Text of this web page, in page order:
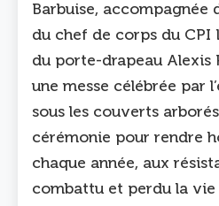
Barbuise, accompagnée
du chef de corps du CPI
du porte-drapeau Alexis
une messe célébrée par
sous les couverts
cérémonie pour rendre
chaque année, aux
combattu et perdu la vie